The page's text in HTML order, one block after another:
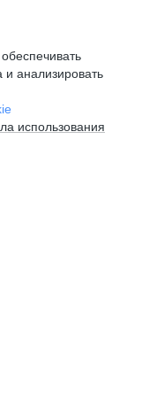
и анализировать
использования